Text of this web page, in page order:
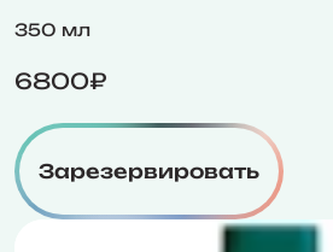
350 мл
6800₽
Зарезервировать